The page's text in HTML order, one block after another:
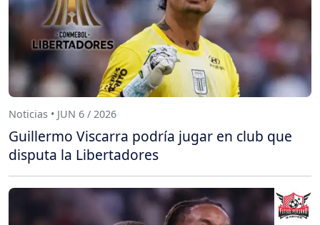
Noticias • JUN 6 / 2026
Guillermo Viscarra podría jugar en club que
disputa la Libertadores